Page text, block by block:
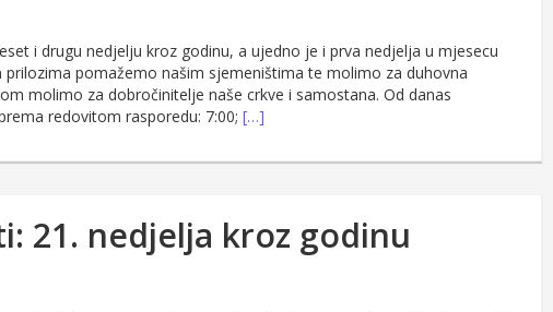
i drugu nedjelju kroz godinu, a ujedno je i prva nedjelja u mjesecu
pomažemo našim sjemeništima te molimo za duhovna
molimo za dobročinitelje naše crkve i samostana. Od danas
redovitom rasporedu: 7:00; […]
21. nedjelja kroz godinu